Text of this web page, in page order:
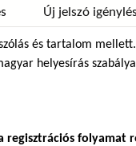
Új jelszó
és tartalom
helyesírás
regisztrációs folyamat